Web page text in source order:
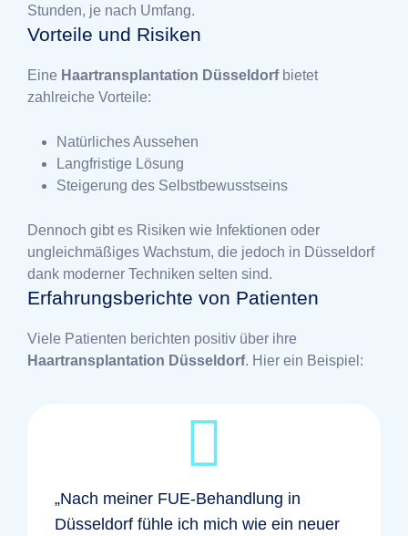
Stunden, je nach Umfang.
Vorteile und Risiken
Eine Haartransplantation Düsseldorfbietet
zahlreiche Vorteile:
Natürliches Aussehen
Langfristige Lösung
Steigerung des Selbstbewusstseins
Dennoch gibt es Risiken wie Infektionen oder
ungleichmäßiges Wachstum, die jedoch in Düsseldorf
dank moderner Techniken selten sind.
Erfahrungsberichte von Patienten
Viele Patienten berichten positiv über ihre
Haartransplantation Düsseldorf. Hier ein Beispiel:
„Nach meiner FUE-Behandlung in
Düsseldorf fühle ich mich wie ein neuer